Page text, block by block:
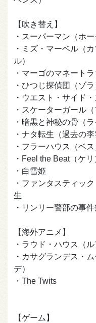
【吹き替え】
・スーパーマン（ホー
・ミズ・マーベル（
ル）
・マーゴのマネートラ
・ひつじ探偵団（ゾラ
・ウエスト・サイド
・スケーターガール（
・暗黒と神秘の骨（ラ
・ナタ転生（過去の李
・フラーハウス（ベス
・Feel the Beat（ケリ
・白雪姫
・ファンタスティッ
生
・リンリー警部の事
【海外アニメ】
・ラウド・ハウス（ル
・カサグランデス・
デ）
・The Twits
【ゲーム】